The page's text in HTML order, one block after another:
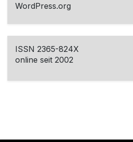
WordPress.org
ISSN 2365-824X
online seit 2002